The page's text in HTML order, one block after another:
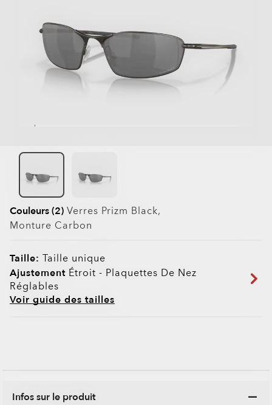
Couleurs (2) Verres Prizm Black,
Monture Carbon
Taille: Taille unique
Ajustement Étroit - Plaquettes De Nez
Réglables
Voir guide des tailles
Infos sur le produit